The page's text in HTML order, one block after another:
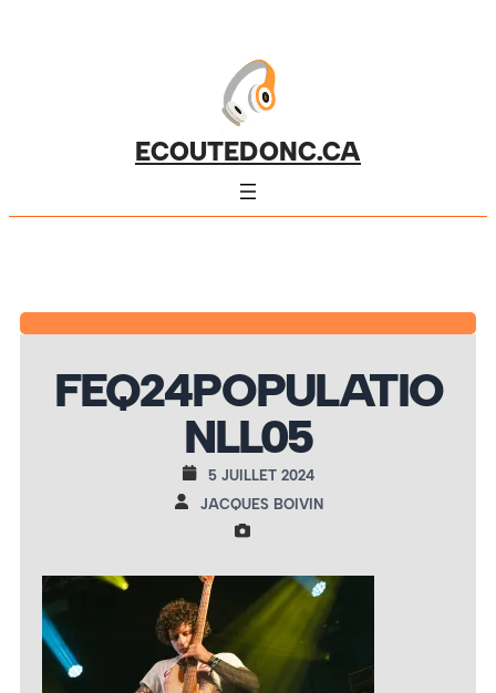
ECOUTEDONC.CA
FEQ24POPULATIO
NLL05
5 JUILLET 2024
JACQUES BOIVIN